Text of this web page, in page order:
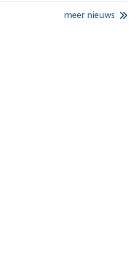
meer nieuws